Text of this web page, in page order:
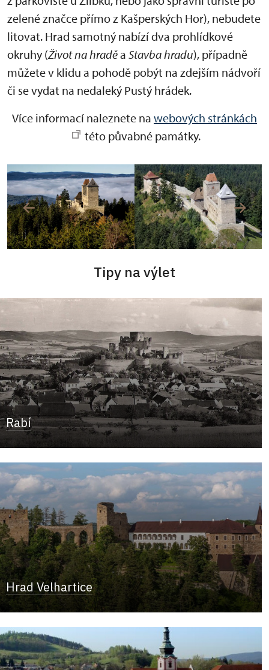
zelené značce přímo z Kašperských Hor), nebudete
litovat. Hrad samotný nabízí dva prohlídkové
okruhy (Život na hraděa Stavba hradu), případně
můžete v klidu a pohodě pobýt na zdejším nádvoří
či se vydat na nedaleký Pustý hrádek.
Více informací naleznete na webových stránkách
této půvabné památky.
Tipy na výlet
Rabí
Hrad Velhartice